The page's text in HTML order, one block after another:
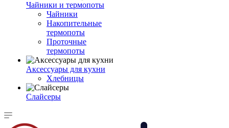
Чайники и термопоты
Чайники
Накопительные
термопоты
Проточные
термопоты
Аксессуары для кухни
Хлебницы
Слайсеры